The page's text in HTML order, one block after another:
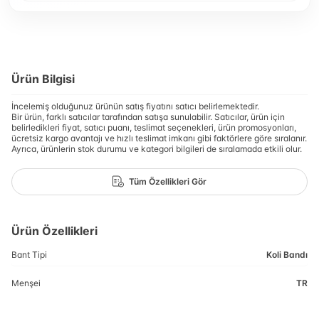
Ürün Bilgisi
İncelemiş olduğunuz ürünün satış fiyatını satıcı belirlemektedir.
Bir ürün, farklı satıcılar tarafından satışa sunulabilir. Satıcılar, ürün için
belirledikleri fiyat, satıcı puanı, teslimat seçenekleri, ürün promosyonları,
ücretsiz kargo avantajı ve hızlı teslimat imkanı gibi faktörlere göre sıralanır.
Ayrıca, ürünlerin stok durumu ve kategori bilgileri de sıralamada etkili olur.
Tüm Özellikleri Gör
Ürün Özellikleri
Bant Tipi Koli Bandı
Menşei TR